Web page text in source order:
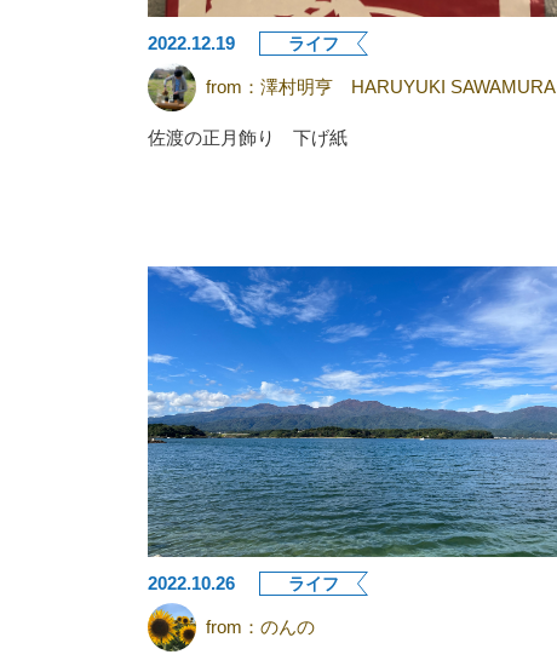
2022.12.19 ライフ
from： 澤村明亨 HARUYUKI SAWAMURA
佐渡の正月飾り 下げ紙
2022.10.26 ライフ
from： のんの